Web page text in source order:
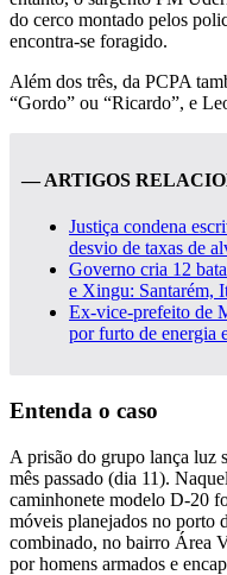
do cerco montado pelos
encontra-se foragido.
Além dos três, da PCPA
“Gordo” ou “Ricardo”, e
— ARTIGOS
Justiça condena
desvio de taxas de
Governo cria 12
e Xingu: Santarém,
Ex-vice-prefeito de
por furto de energia
Entenda o caso
A prisão do grupo lança luz
mês passado (dia 11).
caminhonete modelo D-20
móveis planejados no porto
combinado, no bairro Área
por homens armados e